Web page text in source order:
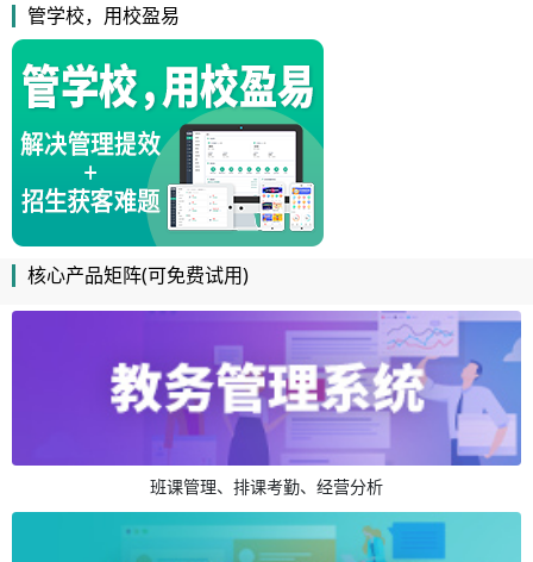
管学校，用校盈易
核心产品矩阵(可免费试用)
班课管理、排课考勤、经营分析